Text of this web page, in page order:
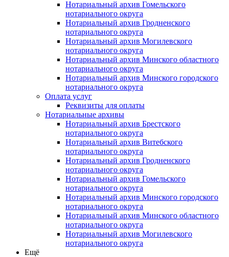
Нотариальный архив Гомельского
нотариального округа
Нотариальный архив Гродненского
нотариального округа
Нотариальный архив Могилевского
нотариального округа
Нотариальный архив Минского областного
нотариального округа
Нотариальный архив Минского городского
нотариального округа
Оплата услуг
Реквизиты для оплаты
Нотариальные архивы
Нотариальный архив Брестского
нотариального округа
Нотариальный архив Витебского
нотариального округа
Нотариальный архив Гродненского
нотариального округа
Нотариальный архив Гомельского
нотариального округа
Нотариальный архив Минского городского
нотариального округа
Нотариальный архив Минского областного
нотариального округа
Нотариальный архив Могилевского
нотариального округа
Ещё